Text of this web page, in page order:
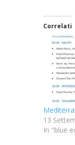
Correlati
13
In "blue